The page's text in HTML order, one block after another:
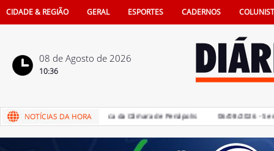
CIDADE & REGIÃO GERAL ESPORTES CADERNOS
08 de Agosto de 2026
10:36
devem votar Código de Ética da Câmara de Penápolis 06/08/2026 -